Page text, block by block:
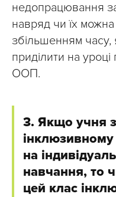
недопрацювання
навряд чи їх
збільшенням часу,
приділити на
ООП.
3. Якщо учня
інклюзивному
на
навчання, то
цей клас